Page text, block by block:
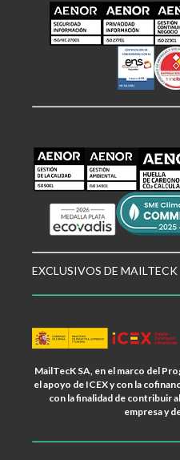
EXCLUSIVOS DE MAILTECK
MailTecK SA, en el marco del
el apoyo de ICEX y con la
con la finalidad de contribuir
empresa y